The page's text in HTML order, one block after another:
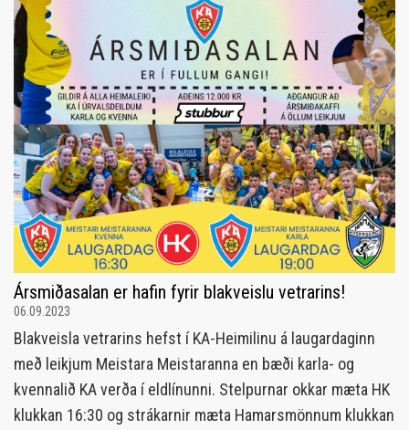
Ársmiðasalan er hafin fyrir blakveislu vetrarins!
06.09.2023
Blakveisla vetrarins hefst í KA-Heimilinu á laugardaginn
með leikjum Meistara Meistaranna en bæði karla- og
kvennalið KA verða í eldlínunni. Stelpurnar okkar mæta HK
klukkan 16:30 og strákarnir mæta Hamarsmönnum klukkan